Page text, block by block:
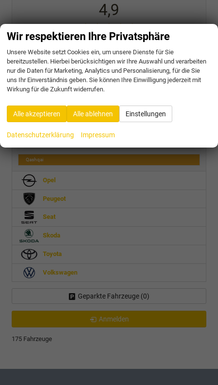
4,9
31 Bewertungen
Alle Bewertungen anzeigen >
Nissan
Qashqai
Opel
Peugeot
Seat
Skoda
Toyota
Volkswagen
Geparkte Fahrzeuge (0)
Anmelden
175 Fahrzeuge
Wir respektieren Ihre Privatsphäre
Unsere Website setzt Cookies ein, um unsere Dienste für Sie
bereitzustellen. Hierbei berücksichtigen wir Ihre Auswahl und verarbeiten
nur die Daten für Marketing, Analytics und Personalisierung, für die Sie
uns Ihr Einverständnis geben. Sie können Ihre Einwilligung jederzeit mit
Wirkung für die Zukunft widerrufen.
Alle akzeptieren Alle ablehnen Einstellungen
Datenschutzerklärung Impressum